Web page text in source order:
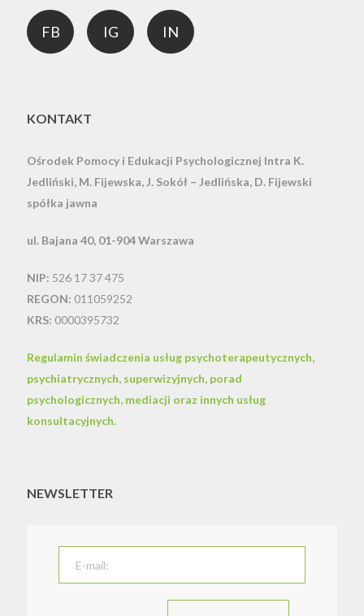
FB IG IN
KONTAKT
Ośrodek Pomocy i Edukacji Psychologicznej Intra K.
Jedliński, M. Fijewska, J. Sokół – Jedlińska, D. Fijewski
spółka jawna
ul. Bajana 40, 01-904 Warszawa
NIP: 526 17 37 475
REGON: 011059252
KRS: 0000395732
Regulamin świadczenia usług psychoterapeutycznych,
psychiatrycznych, superwizyjnych, porad
psychologicznych, mediacji oraz innych usług
konsultacyjnych.
NEWSLETTER